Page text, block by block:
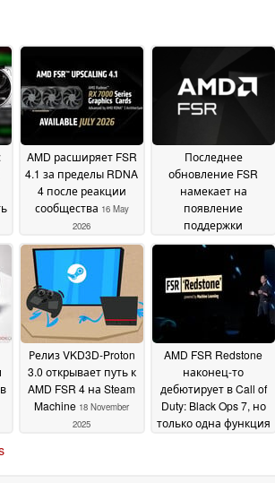
AMD расширяет FSR
4.1 за пределы RDNA
4 после реакции
сообщества 16 May
2026
Последнее
обновление FSR
намекает на
появление
поддержки
генерации
нескольких кадров
April 2026
Релиз VKD3D-Proton
3.0 открывает путь к
AMD FSR 4 на Steam
Machine 18 November
2025
AMD FSR Redstone
наконец-то
дебютирует в Call of
Duty: Black Ops 7, но
только одна функция